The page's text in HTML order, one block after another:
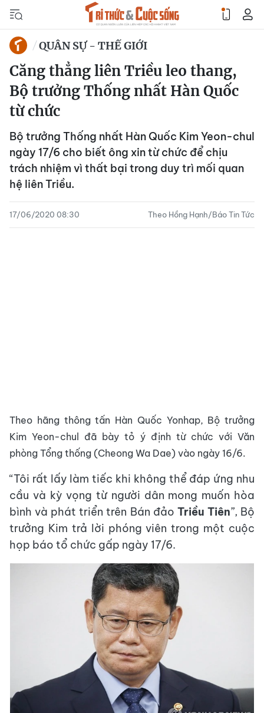
QUÂN SỰ - THẾ GIỚI
Căng thẳng liên Triều leo thang,
Bộ trưởng Thống nhất Hàn Quốc
từ chức
Bộ trưởng Thống nhất Hàn Quốc Kim Yeon-chul
ngày 17/6 cho biết ông xin từ chức để chịu
trách nhiệm vì thất bại trong duy trì mối quan
hệ liên Triều.
17/06/2020 08:30 Theo Hồng Hạnh/Báo Tin Tức
Theo hãng thông tấn Hàn Quốc Yonhap, Bộ trưởng
Kim Yeon-chul đã bày tỏ ý định từ chức với Văn
phòng Tổng thống (Cheong Wa Dae) vào ngày 16/6.
“Tôi rất lấy làm tiếc khi không thể đáp ứng nhu
cầu và kỳ vọng từ người dân mong muốn hòa
bình và phát triển trên Bán đảo Triều Tiên”, Bộ
trưởng Kim trả lời phóng viên trong một cuộc
họp báo tổ chức gấp ngày 17/6.